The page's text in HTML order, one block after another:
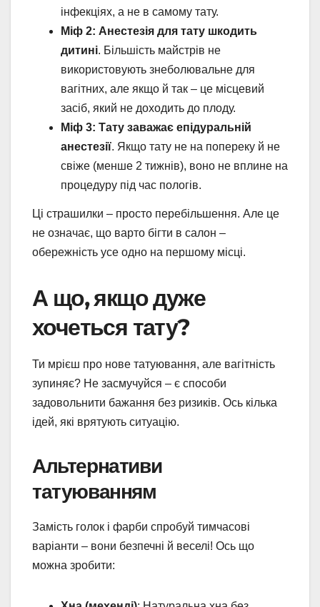
інфекціях, а не в самому тату.
Міф 2: Анестезія для тату шкодить
дитині. Більшість майстрів не
використовують знеболювальне для
вагітних, але якщо й так – це місцевий
засіб, який не доходить до плоду.
Міф 3: Тату заважає епідуральній
анестезії. Якщо тату не на попереку й не
свіже (менше 2 тижнів), воно не вплине на
процедуру під час пологів.
Ці страшилки – просто перебільшення. Але це
не означає, що варто бігти в салон –
обережність усе одно на першому місці.
А що, якщо дуже
хочеться тату?
Ти мрієш про нове татуювання, але вагітність
зупиняє? Не засмучуйся – є способи
задовольнити бажання без ризиків. Ось кілька
ідей, які врятують ситуацію.
Альтернативи
татуюванням
Замість голок і фарби спробуй тимчасові
варіанти – вони безпечні й веселі! Ось що
можна зробити: